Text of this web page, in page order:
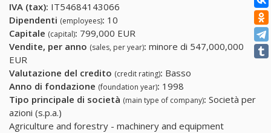
IVA (tax): IT54684143066
Dipendenti (employees): 10
Capitale (capital): 799,000 EUR
Vendite, per anno (sales, per year): minore di 547,000,000
EUR
Valutazione del credito (credit rating): Basso
Anno di fondazione (foundation year): 1998
Tipo principale di società (main type of company): Società per
azioni (s.p.a.)
Agriculture and forestry - machinery and equipment